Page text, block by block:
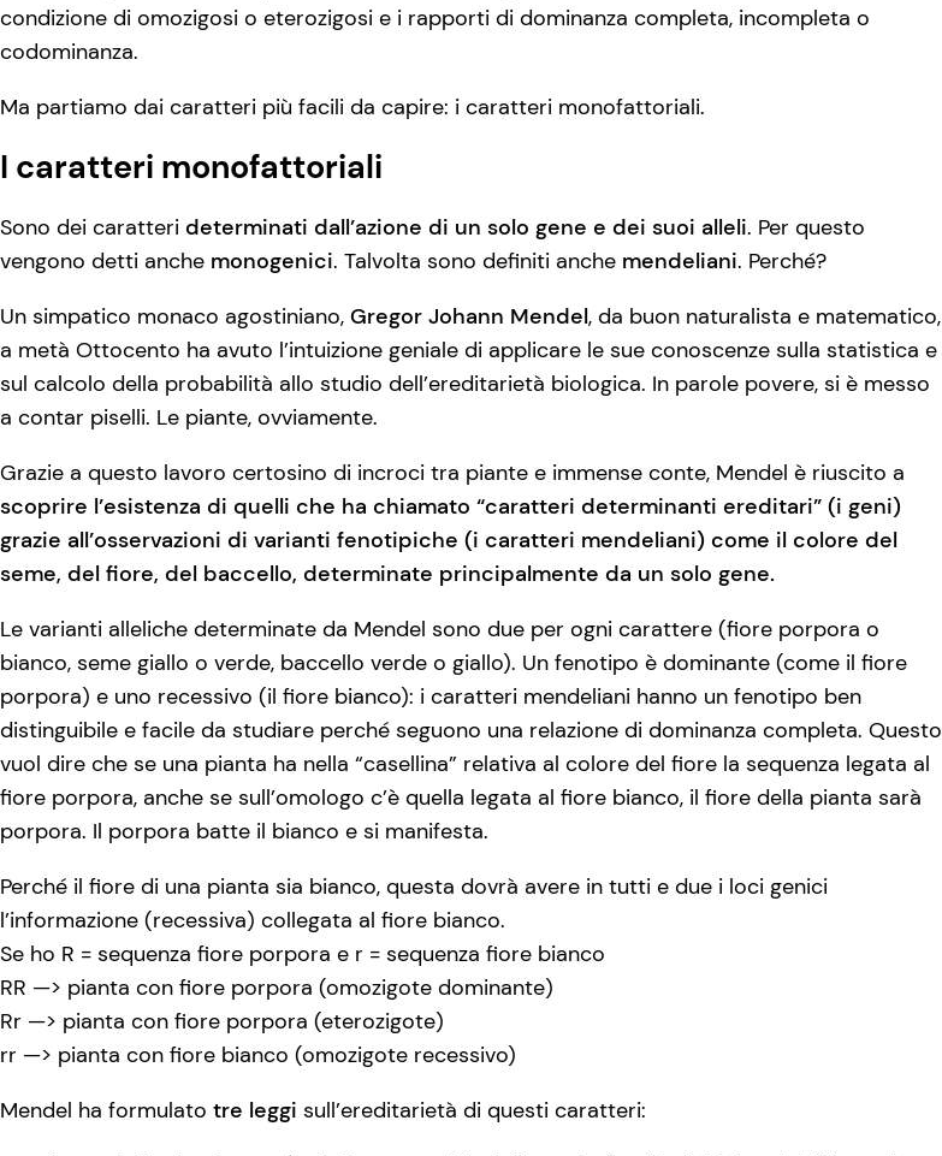
condizione di omozigosi o eterozigosi e i rapporti di dominanza completa, incompleta o
codominanza.
Ma partiamo dai caratteri più facili da capire: i caratteri monofattoriali.
I caratteri monofattoriali
Sono dei caratteri determinati dall’azione di un solo gene e dei suoi alleli. Per questo
vengono detti anche monogenici. Talvolta sono definiti anche mendeliani. Perché?
Un simpatico monaco agostiniano, Gregor Johann Mendel, da buon naturalista e matematico,
a metà Ottocento ha avuto l’intuizione geniale di applicare le sue conoscenze sulla statistica e
sul calcolo della probabilità allo studio dell’ereditarietà biologica. In parole povere, si è messo
a contar piselli. Le piante, ovviamente.
Grazie a questo lavoro certosino di incroci tra piante e immense conte, Mendel è riuscito a
scoprire l’esistenza di quelli che ha chiamato “caratteri determinanti ereditari” (i geni)
grazie all’osservazioni di varianti fenotipiche (i caratteri mendeliani) come il colore del
seme, del fiore, del baccello, determinate principalmente da un solo gene.
Le varianti alleliche determinate da Mendel sono due per ogni carattere (fiore porpora o
bianco, seme giallo o verde, baccello verde o giallo). Un fenotipo è dominante (come il fiore
porpora) e uno recessivo (il fiore bianco): i caratteri mendeliani hanno un fenotipo ben
distinguibile e facile da studiare perché seguono una relazione di dominanza completa. Questo
vuol dire che se una pianta ha nella “casellina” relativa al colore del fiore la sequenza legata al
fiore porpora, anche se sull’omologo c’è quella legata al fiore bianco, il fiore della pianta sarà
porpora. Il porpora batte il bianco e si manifesta.
Perché il fiore di una pianta sia bianco, questa dovrà avere in tutti e due i loci genici
l’informazione (recessiva) collegata al fiore bianco.
Se ho R = sequenza fiore porpora e r = sequenza fiore bianco
RR —> pianta con fiore porpora (omozigote dominante)
Rr —> pianta con fiore porpora (eterozigote)
rr —> pianta con fiore bianco (omozigote recessivo)
Mendel ha formulato tre leggi sull’ereditarietà di questi caratteri: